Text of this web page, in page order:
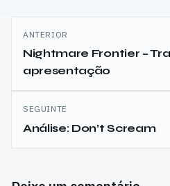
Navegação
de
artigos
ANTERIOR
Nightmare Frontier –
apresentação
SEGUINTE
Análise: Don’t Scream